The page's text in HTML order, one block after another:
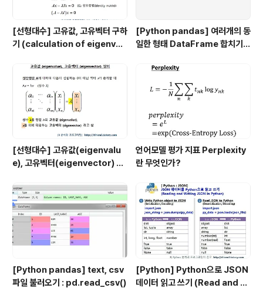
[선형대수] 고유값, 고유벡터 구하
기 (calculation of eigenval
[Python pandas] 여러개의 동
일한 형태 DataFrame 합치기 :
[선형대수] 고유값(eigenvalu
e), 고유벡터(eigenvector) 의
언어모델 평가 지표 Perplexity
란 무엇인가?
[Python pandas] text, csv
파일 불러오기 : pd.read_csv()
[Python] Python으로 JSON
데이터 읽고 쓰기 (Read and W